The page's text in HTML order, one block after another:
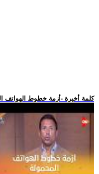
.. كلمة أخيرة -أزمة خطوط